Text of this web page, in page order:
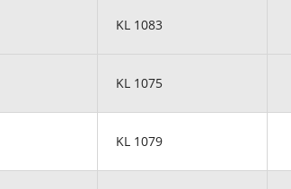
KL 1083
KL 1075
KL 1079